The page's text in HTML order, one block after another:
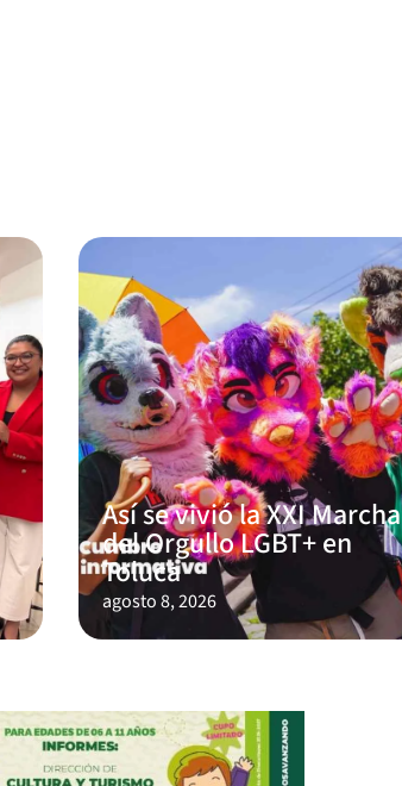
Así se vivió la XXI Marcha
del Orgullo LGBT+ en
Toluca
agosto 8, 2026